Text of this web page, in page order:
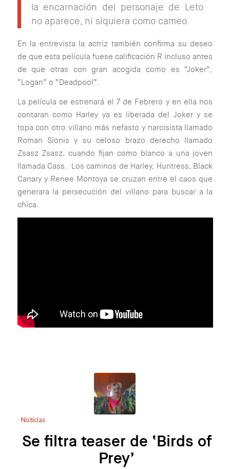
la encarnación del personaje de Leto
no aparece, ni siquiera como cameo.
En la entrevista la actriz también confirma su deseo
de que esta película fuese calificación R incluso antes
de que otras con gran acogida como es “Joker”,
“Logan” o “Deadpool”.
La película se estrenará el 7 de Febrero y en ella nos
contaran como Harley ya es liberada del Joker y se
topa con otro villano más nefasto y narcisista llamado
Roman Sionis y su celoso brazo derecho llamado
Zsasz Zsasz, cuando fijan como blanco a una joven
llamada Cass. Los caminos de Harley, Huntress, Black
Canary y Renee Montoya se cruzan entre el caos que
generara la persecución del villano para buscar a la
chica.
Noticias
Se filtra teaser de ‘Birds of
Prey’